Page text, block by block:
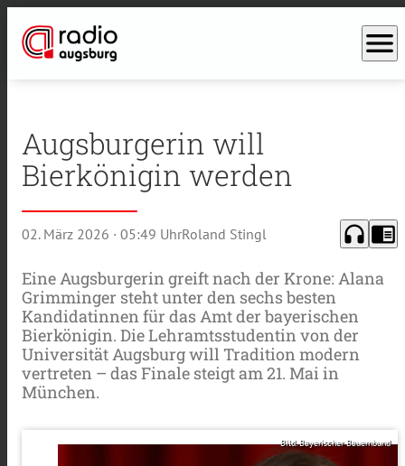
menu
Augsburgerin will
Bierkönigin werden
02. März 2026 · 05:49 UhrRoland Stingl headphones chrome_reader_mode
Eine Augsburgerin greift nach der Krone: Alana
Grimminger steht unter den sechs besten
Kandidatinnen für das Amt der bayerischen
Bierkönigin. Die Lehramtsstudentin von der
Universität Augsburg will Tradition modern
vertreten – das Finale steigt am 21. Mai in
München.
Bild. Bayerischer Bauernbund